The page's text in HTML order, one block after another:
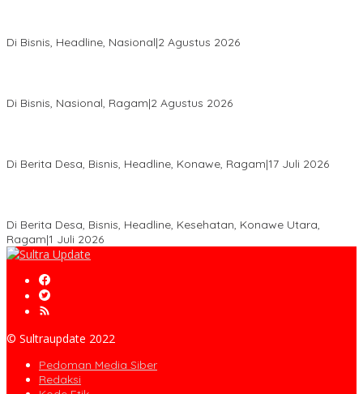
Di Bisnis, Headline, Nasional|2 Agustus 2026
Di Bisnis, Nasional, Ragam|2 Agustus 2026
Di Berita Desa, Bisnis, Headline, Konawe, Ragam|17 Juli 2026
Di Berita Desa, Bisnis, Headline, Kesehatan, Konawe Utara,
Ragam|1 Juli 2026
© Sultraupdate 2022
Pedoman Media Siber
Redaksi